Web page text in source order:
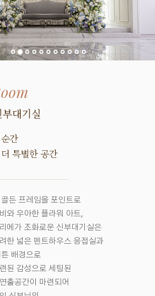
대기실
간
특별한 공간
든 프레임을 포인트로
와 우아한 플라워 아트,
에가 조화로운 신부대기실은
한 넓은 펜트하우스 응접실과
배경으로
된 감성으로 세팅된
출공간이 마련되어